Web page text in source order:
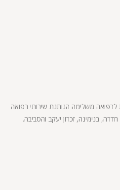
משלימה הנותנת שירותי רפואה
בנימינה, זכרון יעקב והסביבה.